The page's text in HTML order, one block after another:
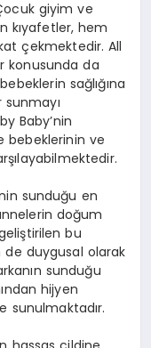
giyim ve
kıyafetler, hem
çekmektedir. All
konusunda da
sağlığına
Baby’nin
bebeklerinin ve
sunduğu en
doğum
bu
duygusal olarak
sunduğu
hijyen
sunulmaktadır.